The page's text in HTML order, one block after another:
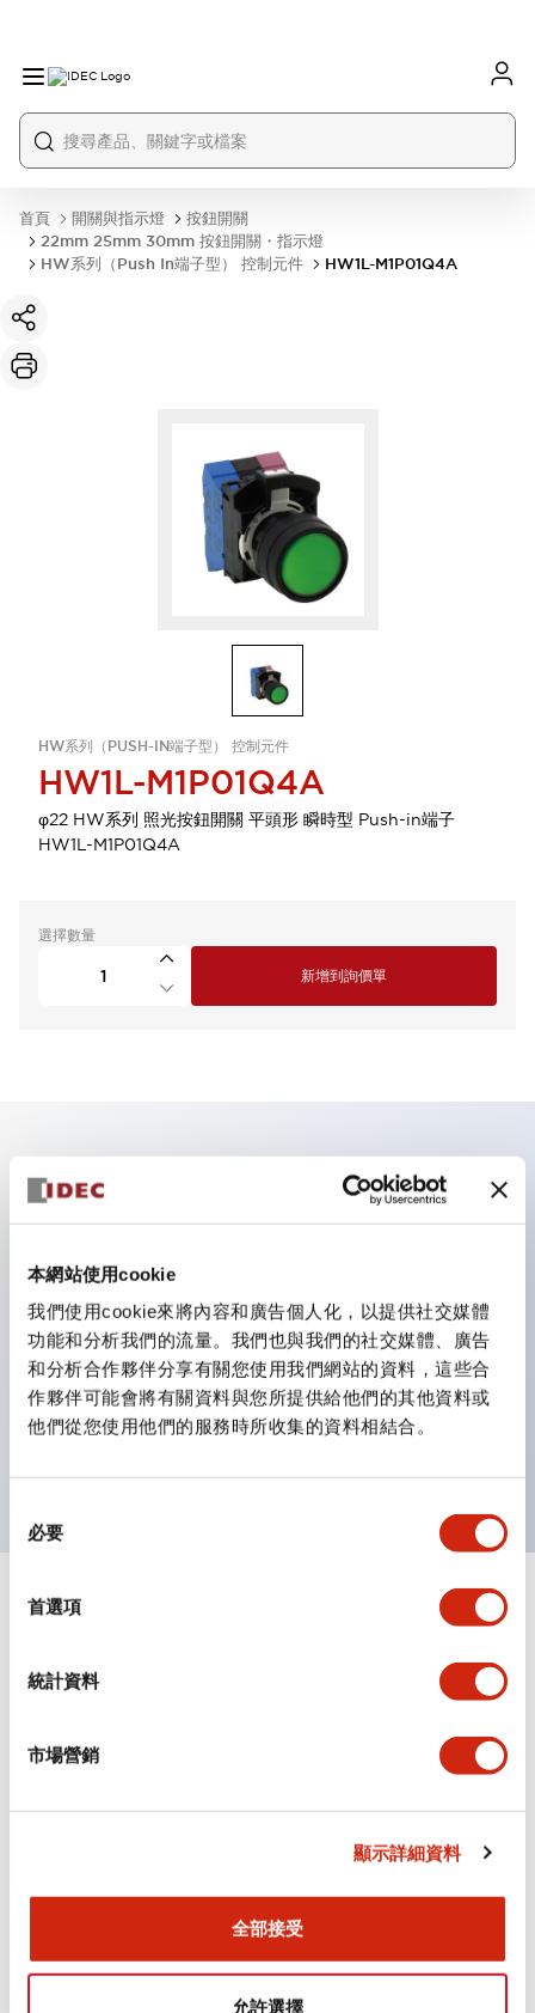
本網站使用cookie
我們使用cookie來將內容和廣告個人化，以提供社交媒體
功能和分析我們的流量。我們也與我們的社交媒體、廣告
和分析合作夥伴分享有關您使用我們網站的資料，這些合
作夥伴可能會將有關資料與您所提供給他們的其他資料或
他們從您使用他們的服務時所收集的資料相結合。
必要
首選項
統計資料
市場營銷
顯示詳細資料
全部接受
允許選擇
首頁 開關與指示燈
按鈕開關
22mm 25mm 30mm 按鈕開關・指示燈
HW系列（Push In端子型） 控制元件
HW1L-M1P01Q4A
HW系列（PUSH-IN端子型） 控制元件
HW1L-M1P01Q4A
φ22 HW系列 照光按鈕開關 平頭形 瞬時型 Push-in端子
HW1L-M1P01Q4A
選擇數量
新增到詢價單
主要特點
泡）。以往需分色管理的 LED 燈泡，如今可用單一顆燈
泡呈現多種顏色。
符合 ISO 3864-4 安全色規範：在危險或緊急狀況下，
顏色表現更明確鮮明，便於更多人識別。
簡易配線，提升作業效率不易脫線，振動時也更安心
規格 顯示全部 +
環境規範